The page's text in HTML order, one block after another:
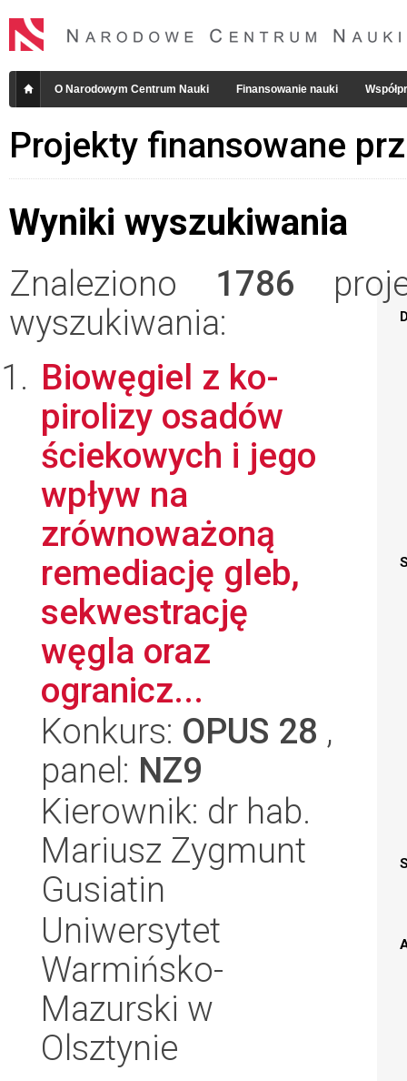
O Narodowym Centrum Nauki Finansowanie nauki
Projekty finansowane
Wyniki wyszukiwania
Znaleziono 1786
wyszukiwania:
Biowęgiel z ko-
pirolizy osadów
ściekowych i jego
wpływ na
zrównoważoną
remediację gleb,
sekwestrację
węgla oraz
ogranicz...
Konkurs: OPUS 28 ,
panel: NZ9
Kierownik: dr hab.
Mariusz Zygmunt
Gusiatin
Uniwersytet
Warmińsko-
Mazurski w
Olsztynie